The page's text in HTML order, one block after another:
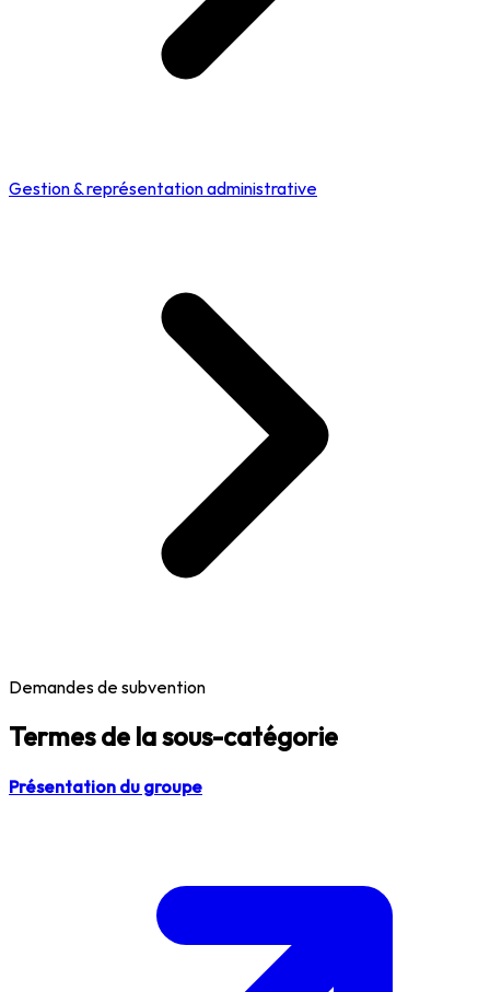
Gestion & représentation administrative
Demandes de subvention
Termes de la sous-catégorie
Présentation du groupe